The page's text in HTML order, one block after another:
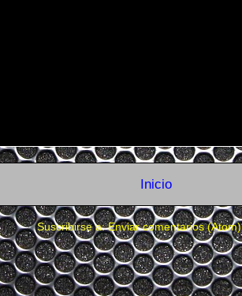
Inicio
Suscribirse a:Enviar comentarios (Atom)